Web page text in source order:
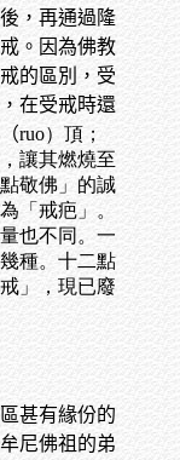
，再通過隆
。因為佛教
的區別，受
在受戒時還
ruo）頂；
讓其燃燒至
敬佛」的誠
「戒疤」。
也不同。一
種。十二點
」，現已廢
甚有緣份的
尼佛祖的弟